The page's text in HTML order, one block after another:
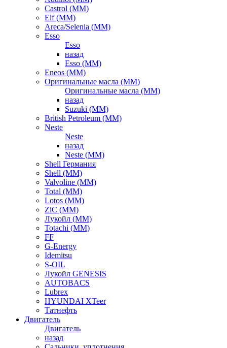
Castrol (ММ)
Elf (ММ)
Areca/Selenia (ММ)
Esso
Esso
назад
Esso (ММ)
Eneos (ММ)
Оригинальные масла (ММ)
Оригинальные масла (ММ)
назад
Suzuki (ММ)
British Petroleum (ММ)
Neste
Neste
назад
Neste (ММ)
Shell Германия
Shell (ММ)
Valvoline (ММ)
Total (ММ)
Lotos (ММ)
ZiC (ММ)
Лукойл (ММ)
Totachi (MM)
FF
G-Energy
Idemitsu
S-OIL
Лукойл GENESIS
AUTOBACS
Lubrex
HYUNDAI XTeer
Татнефть
Двигатель
Двигатель
назад